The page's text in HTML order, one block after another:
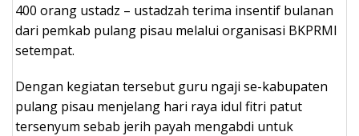
400 orang ustadz – ustadzah terima insentif bulanan
dari pemkab pulang pisau melalui organisasi BKPRMI
setempat.
Dengan kegiatan tersebut guru ngaji se-kabupaten
pulang pisau menjelang hari raya idul fitri patut
tersenyum sebab jerih payah mengabdi untuk